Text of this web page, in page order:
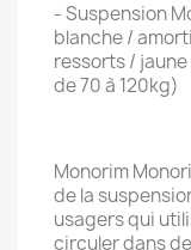
- Suspension
blanche /
ressorts /
de 70 à 120kg)
Monorim
de la
usagers qui
circuler dans